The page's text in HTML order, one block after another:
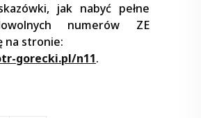
jak nabyć pełne
numerów ZE
na stronie:
gorecki.pl/n11.